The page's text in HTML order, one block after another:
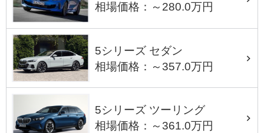
相場価格：～280.0万円
5シリーズ セダン
相場価格：～357.0万円
5シリーズ ツーリング
相場価格：～361.0万円